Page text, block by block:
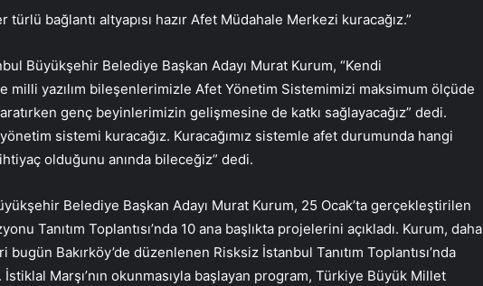
bağlantı altyapısı hazır Afet Müdahale Merkezi kuracağız.”
Büyükşehir Belediye Başkan Adayı Murat Kurum, “Kendi
milli yazılım bileşenlerimizle Afet Yönetim Sistemimizi maksimum ölçüde
genç beyinlerimizin gelişmesine de katkı sağlayacağız” dedi.
sistemi kuracağız. Kuracağımız sistemle afet durumunda hangi
ihtiyaç olduğunu anında bileceğiz” dedi.
Belediye Başkan Adayı Murat Kurum, 25 Ocak’ta gerçekleştirilen
Tanıtım Toplantısı’nda 10 ana başlıkta projelerini açıkladı. Kurum, daha
Bakırköy’de düzenlenen Risksiz İstanbul Tanıtım Toplantısı’nda
Marşı’nın okunmasıyla başlayan program, Türkiye Büyük Millet